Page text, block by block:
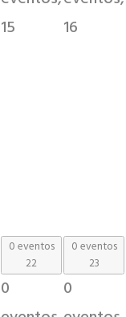
15
16
0 eventos
22
0
0 eventos
23
0